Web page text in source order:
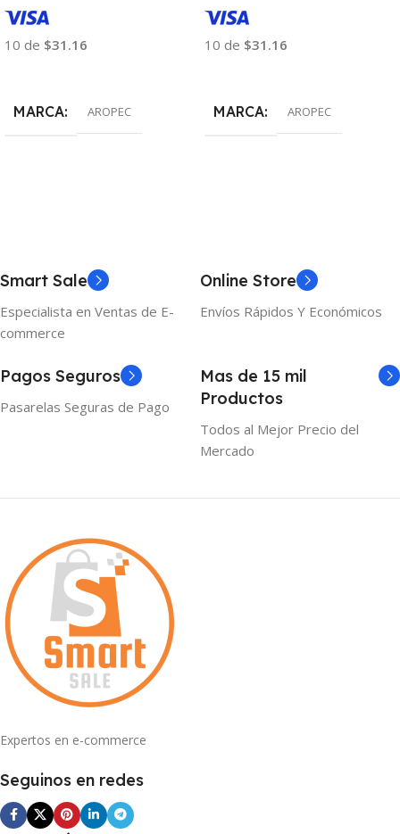
10 de $31.16
MARCA AROPEC
10 de $31.16
MARCA AROPEC
Smart Sale
Especialista en Ventas de E-
commerce
Online Store
Envíos Rápidos Y Económicos
Pagos Seguros
Pasarelas Seguras de Pago
Mas de 15 mil
Productos
Todos al Mejor Precio del
Mercado
Expertos en e-commerce
Seguinos en redes